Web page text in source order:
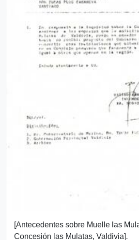
[Antecedentes sobre Muelle las
Concesión las Mulatas, Valdivia].